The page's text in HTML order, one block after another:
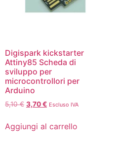
Digispark kickstarter
Attiny85 Scheda di
sviluppo per
microcontrollori per
Arduino
5,10€ 3,70€ Escluso IVA
Aggiungi al carrello